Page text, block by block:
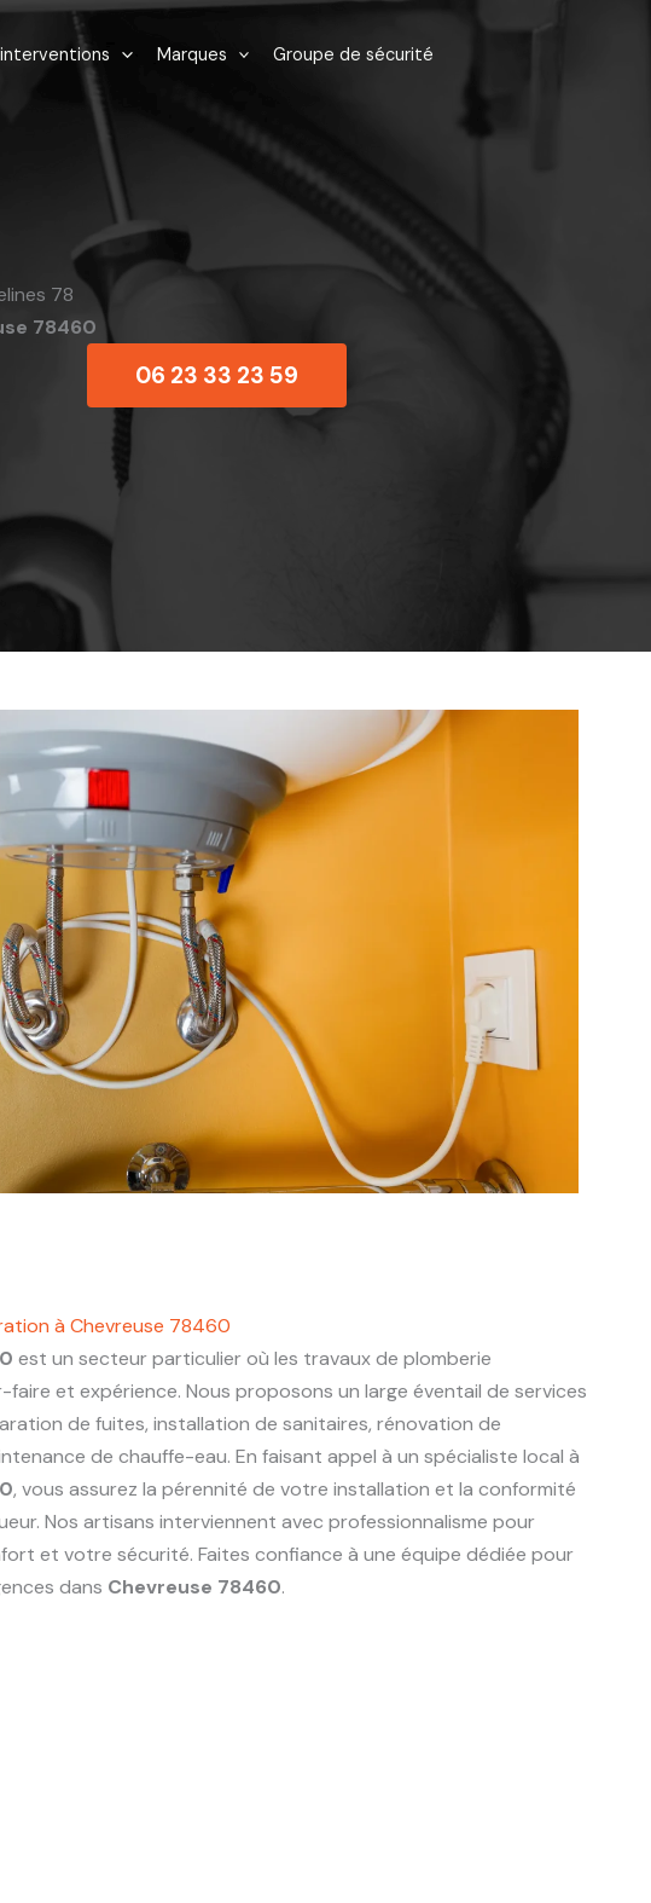
Marques Groupe de sécurité
78
78460
06 23 33 23 59
à Chevreuse 78460
est un secteur particulier où les travaux de plomberie
et expérience. Nous proposons un large éventail de services
de fuites, installation de sanitaires, rénovation de
de chauffe-eau. En faisant appel à un spécialiste local à
, vous assurez la pérennité de votre installation et la conformité
Nos artisans interviennent avec professionnalisme pour
et votre sécurité. Faites confiance à une équipe dédiée pour
dans Chevreuse 78460.